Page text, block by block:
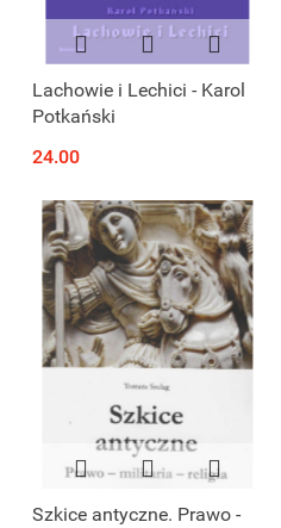
Lachowie i Lechici - Karol
Potkański
24.00
Szkice antyczne. Prawo -